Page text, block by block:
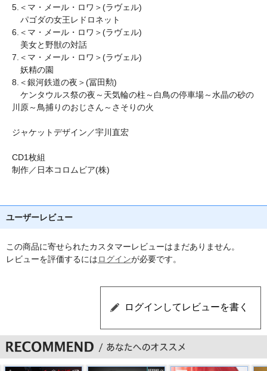
5.＜マ・メール・ロワ＞(ラヴェル)
パゴダの女王レドロネット
6.＜マ・メール・ロワ＞(ラヴェル)
美女と野獣の対話
7.＜マ・メール・ロワ＞(ラヴェル)
妖精の園
8.＜銀河鉄道の夜＞(冨田勲)
ケンタウルス祭の夜～天気輪の柱～白鳥の停車場～水晶の砂の
川原～鳥捕りのおじさん～さそりの火
ジャケットデザイン／宇川直宏
CD1枚組
制作／日本コロムビア(株)
ユーザーレビュー
この商品に寄せられたカスタマーレビューはまだありません。
レビューを評価するにはログインが必要です。